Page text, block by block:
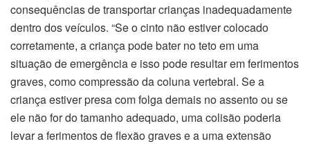
consequências de transportar crianças inadequadamente
dentro dos veículos. “Se o cinto não estiver colocado
corretamente, a criança pode bater no teto em uma
situação de emergência e isso pode resultar em ferimentos
graves, como compressão da coluna vertebral. Se a
criança estiver presa com folga demais no assento ou se
ele não for do tamanho adequado, uma colisão poderia
levar a ferimentos de flexão graves e a uma extensão